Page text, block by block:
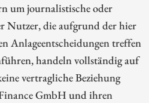
um journalistische oder
Nutzer, die aufgrund der hier
Anlageentscheidungen treffen
handeln vollständig auf
vertragliche Beziehung
GmbH und ihren